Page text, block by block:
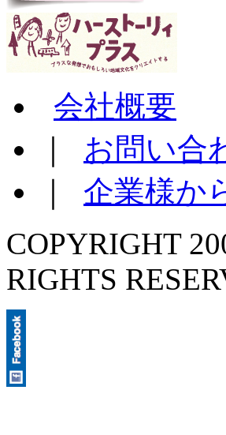
会社概要
お問い合
企業様か
COPYRIGHT
RIGHTS